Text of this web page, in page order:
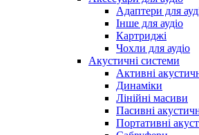
Адаптери для
Інше для аудіо
Картриджі
Чохли для аудіо
Акустичні системи
Активні
Динаміки
Лінійні масиви
Пасивні
Портативні